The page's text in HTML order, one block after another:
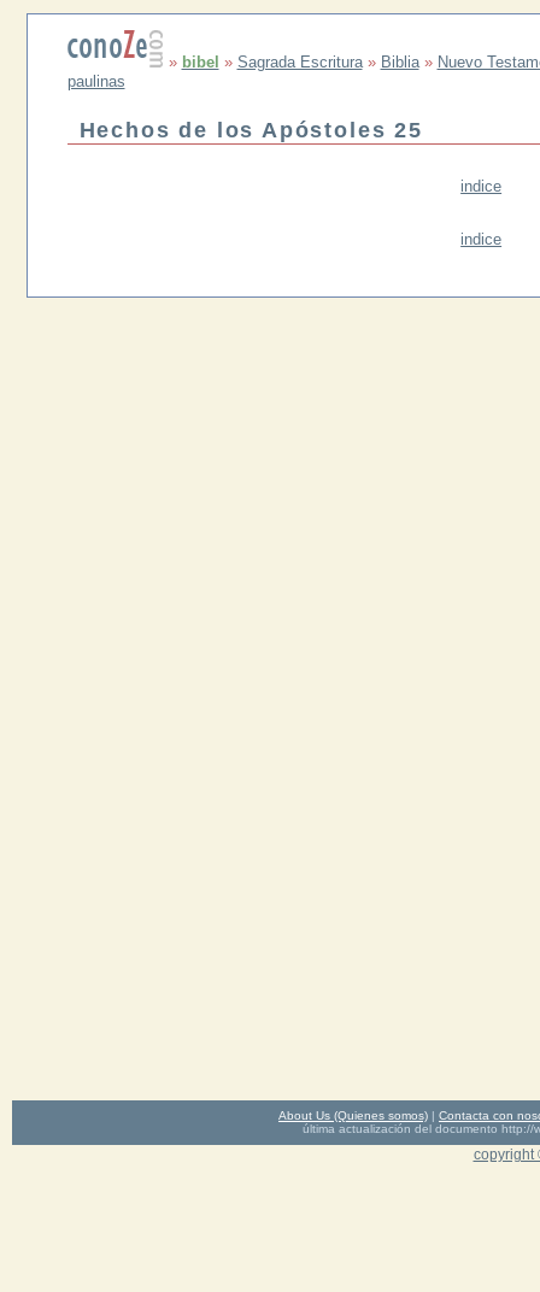
» bibel » Sagrada Escritura» Biblia» Nuevo
paulinas
Hechos de los Apóstoles 25
indice
indice
About Us (Quienes somos)
Contacta con
última actualización del documento http://
copyright